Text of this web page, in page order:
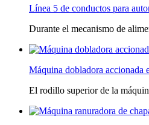
Línea 5 de conductos para
Durante el mecanismo de
Máquina dobladora accionada
El rodillo superior de la